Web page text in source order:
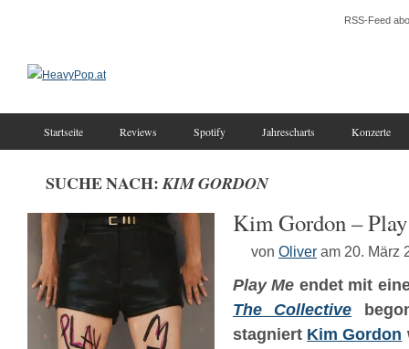
RSS-Feed
Startseite Reviews Spotify Jahrescharts Konzerte
SUCHE NACH:KIM GORDON
Kim Gordon –
von Oliver am 20. März
Play Me endet mit
The Collective
stagniert Kim Gordon